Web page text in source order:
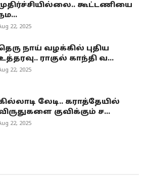
கூட்டணியை
22, 2025
நாய் வழக்கில் புதிய
ராகுல் காந்தி வ...
22, 2025
லேடி.. கராத்தேயில்
குவிக்கும் ச...
22, 2025